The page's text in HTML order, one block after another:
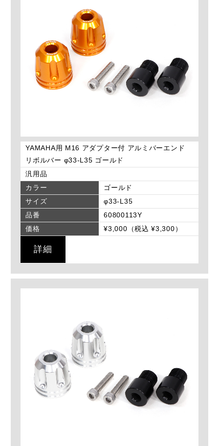
YAMAHA用 M16 アダプター付 アルミバーエンド
リボルバー φ33-L35 ゴールド
汎用品
カラー
ゴールド
サイズ
φ33-L35
品番
60800113Y
価格
¥3,000（税込 ¥3,300）
詳細